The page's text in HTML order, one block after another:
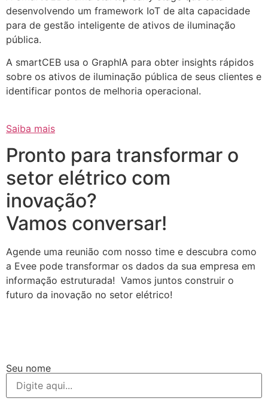
desenvolvendo um framework IoT de alta capacidade
para de gestão inteligente de ativos de iluminação
pública.
A smartCEB usa o GraphIA para obter insights rápidos
sobre os ativos de iluminação pública de seus clientes e
identificar pontos de melhoria operacional.
Saiba mais
Pronto para transformar o
setor elétrico com
inovação?
Vamos conversar!
Agende uma reunião com nosso time e descubra como
a Evee pode transformar os dados da sua empresa em
informação estruturada! Vamos juntos construir o
futuro da inovação no setor elétrico!
Seu nome